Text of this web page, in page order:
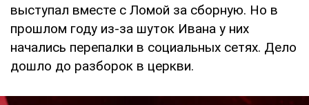
выступал вместе с Ломой за сборную. Но в
прошлом году из-за шуток Ивана у них
начались перепалки в социальных сетях. Дело
дошло до разборок в церкви.